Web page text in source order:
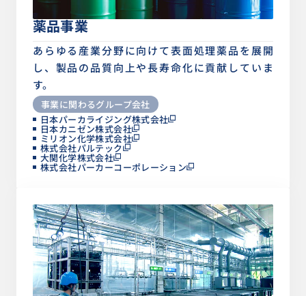
薬品事業
あらゆる産業分野に向けて表面処理薬品を展開
し、製品の品質向上や長寿命化に貢献していま
す。
事業に関わるグループ会社
日本パーカライジング株式会社
日本カニゼン株式会社
ミリオン化学株式会社
株式会社パルテック
大関化学株式会社
株式会社パーカーコーポレーション